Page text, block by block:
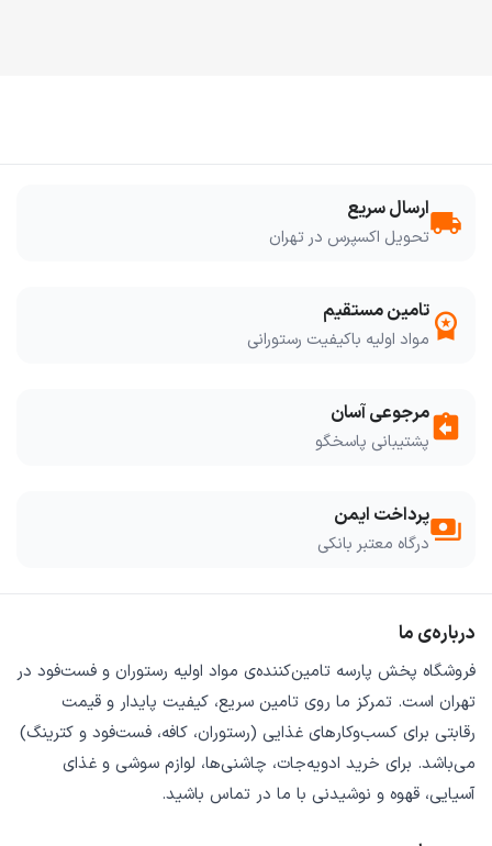
local_shippingارسال سریع
تحویل اکسپرس در تهران
workspace_premium تامین مستقیم
مواد اولیه باکیفیت رستورانی
assignment_returnمرجوعی آسان
پشتیبانی پاسخگو
paymentsپرداخت ایمن
درگاه معتبر بانکی
درباره‌ی ما
فروشگاه پخش پارسه تامین‌کننده‌ی مواد اولیه رستوران و فست‌فود در
تهران است. تمرکز ما روی تامین سریع، کیفیت پایدار و قیمت
رقابتی برای کسب‌وکارهای غذایی (رستوران، کافه، فست‌فود و کترینگ)
می‌باشد. برای خرید ادویه‌جات، چاشنی‌ها، لوازم سوشی و غذای
آسیایی، قهوه و نوشیدنی با ما در تماس باشید.